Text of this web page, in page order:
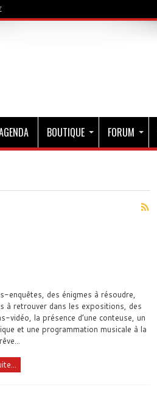
BOUTIQUE FORUM
enquêtes, des énigmes à résoudre,
à retrouver dans les expositions, des
vidéo, la présence d’une conteuse, un
et une programmation musicale à la